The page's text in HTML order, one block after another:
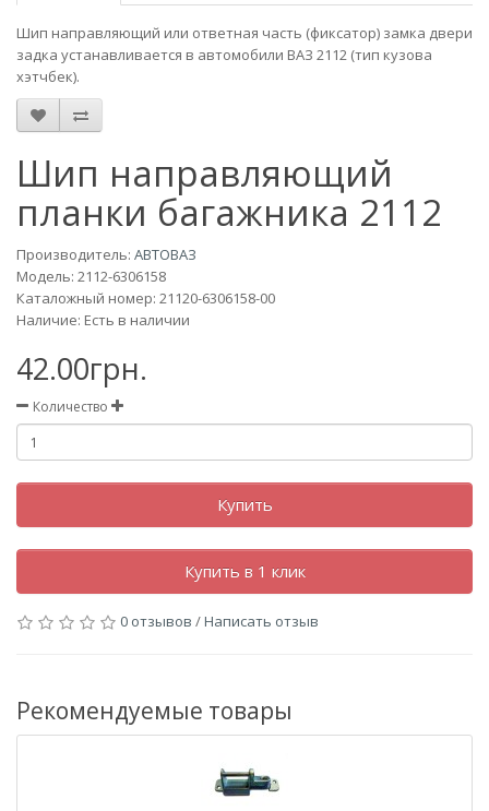
Шип направляющий или ответная часть (фиксатор) замка двери
задка устанавливается в автомобили ВАЗ 2112 (тип кузова
хэтчбек).
Шип направляющий
планки багажника 2112
Производитель: АВТОВАЗ
Модель: 2112-6306158
Каталожный номер: 21120-6306158-00
Наличие: Есть в наличии
42.00грн.
Количество
Купить
Купить в 1 клик
0 отзывов /Написать отзыв
Рекомендуемые товары